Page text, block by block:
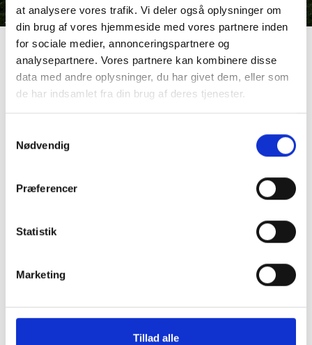
at analysere vores trafik. Vi deler også oplysninger om
din brug af vores hjemmeside med vores partnere inden
for sociale medier, annonceringspartnere og
analysepartnere. Vores partnere kan kombinere disse
data med andre oplysninger, du har givet dem, eller som
de har indsamlet fra din brug af deres tjenester.
Nødvendig
Præferencer
Statistik
Marketing
Tillad alle
Smagen af Vestjylland
Fiskesuppe, fisk fra Thorsminde Fisk, tomat, ingefær
Vedersø Vildt (efter sæson), kartoffel, 2-3 garniturer,